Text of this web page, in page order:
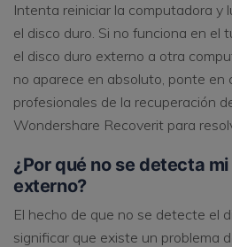
Intenta reiniciar la computadora y
el disco duro. Si no funciona en el
el disco duro externo a otra
no aparece en absoluto, ponte en
profesionales de la recuperación
Wondershare Recoverit para
¿Por qué no se detecta
externo?
El hecho de que no se detecte el
significar que existe un problema